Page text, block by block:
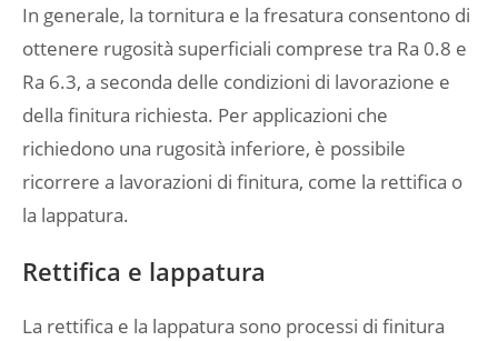
In generale, la tornitura e la fresatura consentono di
ottenere rugosità superficiali comprese tra Ra 0.8 e
Ra 6.3, a seconda delle condizioni di lavorazione e
della finitura richiesta. Per applicazioni che
richiedono una rugosità inferiore, è possibile
ricorrere a lavorazioni di finitura, come la rettifica o
la lappatura.
Rettifica e lappatura
La rettifica e la lappatura sono processi di finitura